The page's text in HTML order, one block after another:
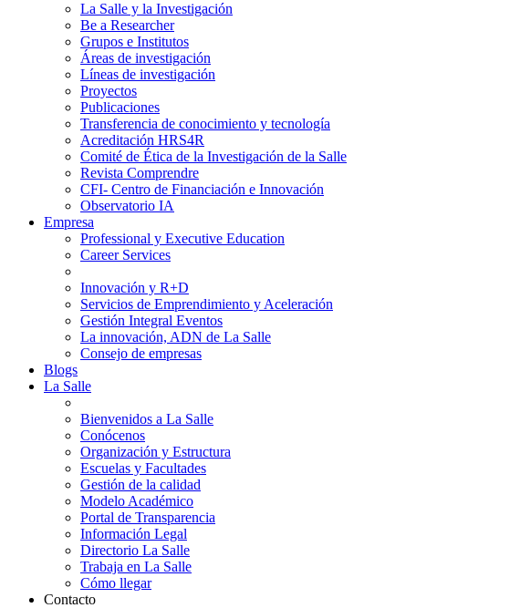
La Salle y la Investigación
Be a Researcher
Grupos e Institutos
Áreas de investigación
Líneas de investigación
Proyectos
Publicaciones
Transferencia de conocimiento y tecnología
Acreditación HRS4R
Comité de Ética de la Investigación de la Salle
Revista Comprendre
CFI- Centro de Financiación e Innovación
Observatorio IA
Empresa
Professional y Executive Education
Career Services
Innovación y R+D
Servicios de Emprendimiento y Aceleración
Gestión Integral Eventos
La innovación, ADN de La Salle
Consejo de empresas
Blogs
La Salle
Bienvenidos a La Salle
Conócenos
Organización y Estructura
Escuelas y Facultades
Gestión de la calidad
Modelo Académico
Portal de Transparencia
Información Legal
Directorio La Salle
Trabaja en La Salle
Cómo llegar
Contacto